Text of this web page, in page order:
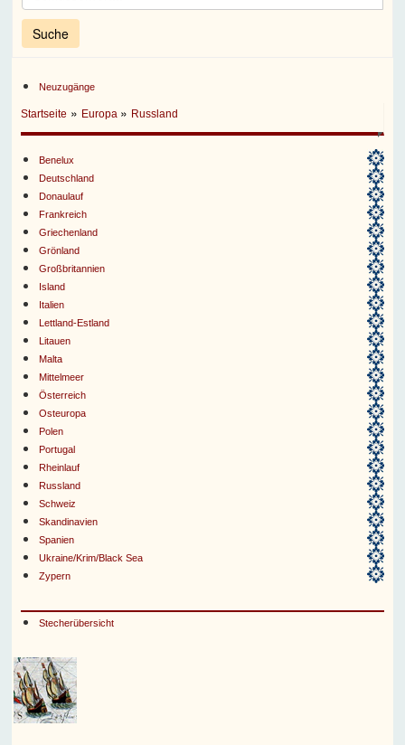
Neuzugänge
Startseite » Europa » Russland
Benelux
Deutschland
Donaulauf
Frankreich
Griechenland
Grönland
Großbritannien
Island
Italien
Lettland-Estland
Litauen
Malta
Mittelmeer
Österreich
Osteuropa
Polen
Portugal
Rheinlauf
Russland
Schweiz
Skandinavien
Spanien
Ukraine/Krim/Black Sea
Zypern
Stecherübersicht